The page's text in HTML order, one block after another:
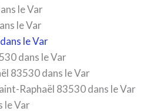
le Var
le Var
le Var
dans le Var
83530 dans le Var
Raphaël 83530 dans le Var
le Var